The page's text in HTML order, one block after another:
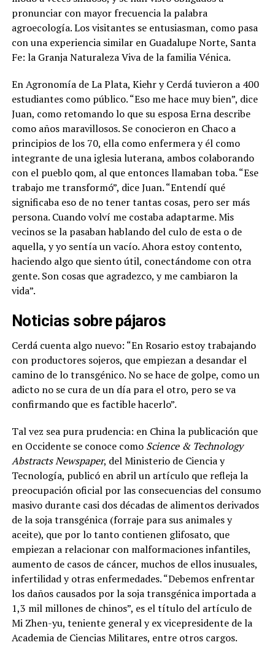
pronunciar con mayor frecuencia la palabra
agroecología. Los visitantes se entusiasman, como pasa
con una experiencia similar en Guadalupe Norte, Santa
Fe: la Granja Naturaleza Viva de la familia Vénica.
En Agronomía de La Plata, Kiehr y Cerdá tuvieron a 400
estudiantes como público. “Eso me hace muy bien”, dice
Juan, como retomando lo que su esposa Erna describe
como años maravillosos. Se conocieron en Chaco a
principios de los 70, ella como enfermera y él como
integrante de una iglesia luterana, ambos colaborando
con el pueblo qom, al que entonces llamaban toba. “Ese
trabajo me transformó”, dice Juan. “Entendí qué
significaba eso de no tener tantas cosas, pero ser más
persona. Cuando volví me costaba adaptarme. Mis
vecinos se la pasaban hablando del culo de esta o de
aquella, y yo sentía un vacío. Ahora estoy contento,
haciendo algo que siento útil, conectándome con otra
gente. Son cosas que agradezco, y me cambiaron la
vida”.
Noticias sobre pájaros
Cerdá cuenta algo nuevo: “En Rosario estoy trabajando
con productores sojeros, que empiezan a desandar el
camino de lo transgénico. No se hace de golpe, como un
adicto no se cura de un día para el otro, pero se va
confirmando que es factible hacerlo”.
Tal vez sea pura prudencia: en China la publicación que
en Occidente se conoce como Science & Technology
Abstracts Newspaper, del Ministerio de Ciencia y
Tecnología, publicó en abril un artículo que refleja la
preocupación oficial por las consecuencias del consumo
masivo durante casi dos décadas de alimentos derivados
de la soja transgénica (forraje para sus animales y
aceite), que por lo tanto contienen glifosato, que
empiezan a relacionar con malformaciones infantiles,
aumento de casos de cáncer, muchos de ellos inusuales,
infertilidad y otras enfermedades.“Debemos enfrentar
los daños causados por la soja transgénica importada a
1,3 mil millones de chinos”, es el título del artículo de
Mi Zhen-yu, teniente general y ex vicepresidente de la
Academia de Ciencias Militares, entre otros cargos.